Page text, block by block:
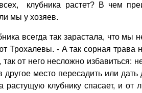
клубника растет? В чем
мы у хозяев.
всегда так зарастала, что мы
Трохалевы. - А так сорная трава
так от него несложно избавиться:
место пересадить или
клубнику спасает, и от